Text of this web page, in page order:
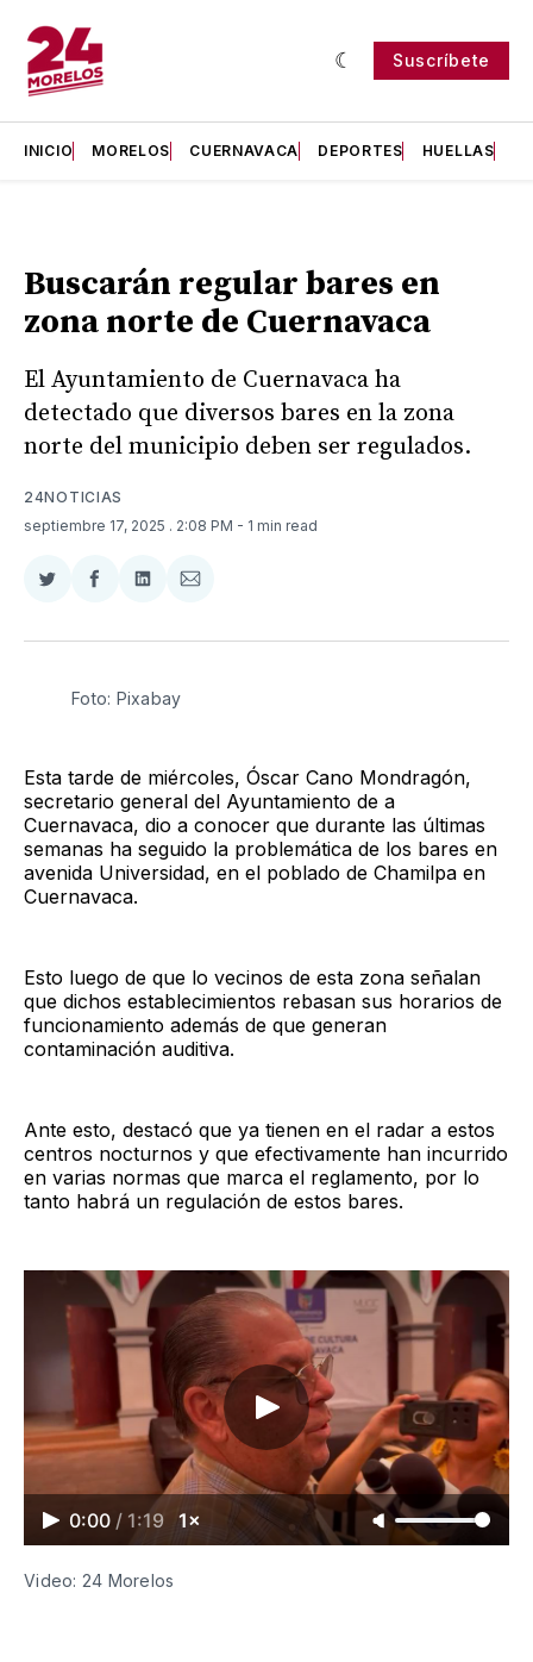
Suscríbete
INICIO MORELOS CUERNAVACA DEPORTES HUELLAS
Buscarán regular bares en
zona norte de Cuernavaca
El Ayuntamiento de Cuernavaca ha
detectado que diversos bares en la zona
norte del municipio deben ser regulados.
24NOTICIAS
septiembre 17, 2025 . 2:08 PM - 1 min read
Compartir
Twitter
Compartir
Facebook
Compartir
LinkedIn
Compartir
Email
Foto: Pixabay
Esta tarde de miércoles, Óscar Cano Mondragón,
secretario general del Ayuntamiento de a
Cuernavaca, dio a conocer que durante las últimas
semanas ha seguido la problemática de los bares en
avenida Universidad, en el poblado de Chamilpa en
Cuernavaca.
Esto luego de que lo vecinos de esta zona señalan
que dichos establecimientos rebasan sus horarios de
funcionamiento además de que generan
contaminación auditiva.
Ante esto, destacó que ya tienen en el radar a estos
centros nocturnos y que efectivamente han incurrido
en varias normas que marca el reglamento, por lo
tanto habrá un regulación de estos bares.
0:00 / 1:19 1×
Video: 24 Morelos